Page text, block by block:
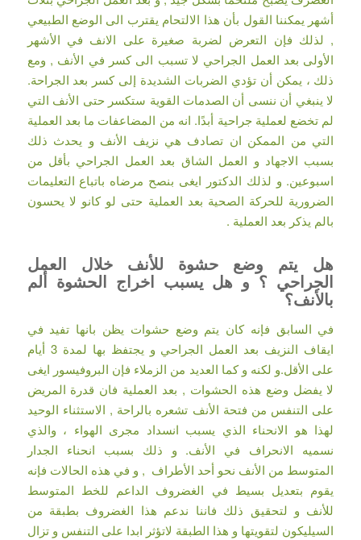
أشهر يمكننا القول بأن هذا الالتحام يقترب الى الوضع الطبيعي
, لذلك فإن التعرض لضربة صغيرة على الانف في الأشهر
الأولى بعد العمل الجراحي لا تسبب الى كسر في الأنف , ومع
ذلك ، يمكن أن تؤدي الضربات الشديدة إلى كسر بعد الجراحة.
لا ينبغي أن ننسى أن الصدمات القوية ستكسر حتى الأنف التي
لم تخضع لعملية جراحية أبدًا. انه من المضاعفات ما بعد العملية
التي من الممكن ان تصادف هي نزيف الأنف و يحدث ذلك
بسبب الاجهاد و العمل الشاق بعد العمل الجراحي بأقل من
اسبوعين. و لذلك الدكتور ايغى بنصح مرضاه باتباع التعليمات
الضرورية للحركة الصحية بعد العملية حتى لو كانو لا يحسون
بالم يذكر بعد العملية .
هل يتم وضع حشوة للأنف خلال العمل
الجراحي ؟ و هل يسبب اخراج الحشوة ألم
بالأنف؟
في السابق فإنه كان يتم وضع حشوات يظن بانها تفيد في
ايقاف النزيف بعد العمل الجراحي و يجتفظ بها لمدة 3 أيام
على الأقل.و لكنه و كما العديد من الزملاء فإن البروفيسور ايغى
لا يفضل وضع هذه الحشوات , بعد العملية فان قدرة المريض
على التنفس من فتحة الأنف تشعره بالراحة , الاستثناء الوحيد
لهذا هو الانحناء الذي يسبب انسداد مجرى الهواء ، والذي
نسميه الانحراف في الأنف. و ذلك بسبب انحناء الجدار
المتوسط من الأنف نحو أحد الأطراف , و في هذه الحالات فإنه
يقوم بتعديل بسيط في الغضروف الداعم للخط المتوسط
للأنف و لتحقيق ذلك فاننا ندعم هذا الغضروف بطبقة من
السيليكون لتقويتها و هذا الطبقة لاتؤثر ابدا على التنفس و تزال